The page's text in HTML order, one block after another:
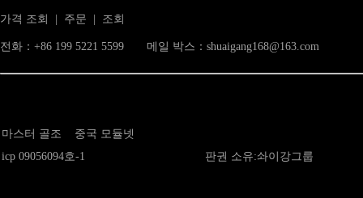
가격 조회 | 주문 | 조회
전화：+86 199 5221 5599 메일 박스：shuaigang168@163.com
마스터 골조
중국 모듈넷
icp 09056094호-1
판권 소유:솨이강그룹